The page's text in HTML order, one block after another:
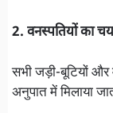
2. वनस्पतियों का
सभी जड़ी-बूटियों और
अनुपात में मिलाया